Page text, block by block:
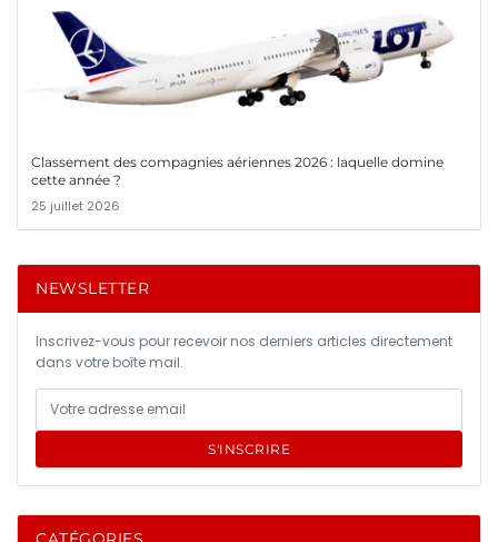
Classement des compagnies aériennes 2026 : laquelle domine
cette année ?
25 juillet 2026
NEWSLETTER
Inscrivez-vous pour recevoir nos derniers articles directement
dans votre boîte mail.
S'INSCRIRE